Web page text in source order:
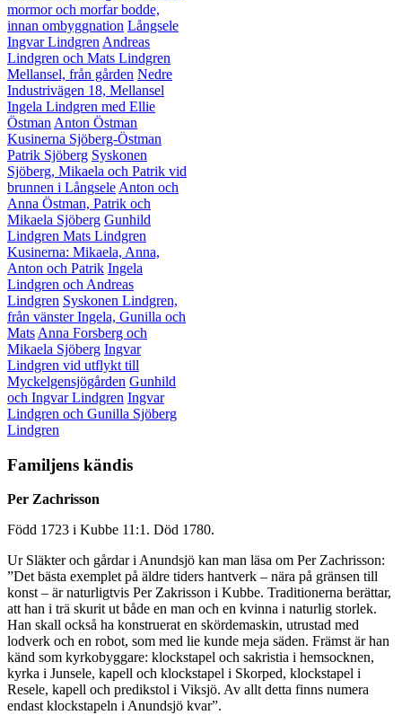
mormor och morfar bodde,
innan ombyggnation Långsele
Ingvar Lindgren Andreas
Lindgren och Mats Lindgren
Mellansel, från gården Nedre
Industrivägen 18, Mellansel
Ingela Lindgren med Ellie
Östman Anton Östman
Kusinerna Sjöberg-Östman
Patrik Sjöberg Syskonen
Sjöberg, Mikaela och Patrik vid
brunnen i Långsele Anton och
Anna Östman, Patrik och
Mikaela Sjöberg Gunhild
Lindgren Mats Lindgren
Kusinerna: Mikaela, Anna,
Anton och Patrik Ingela
Lindgren och Andreas
Lindgren Syskonen Lindgren,
från vänster Ingela, Gunilla och
Mats Anna Forsberg och
Mikaela Sjöberg Ingvar
Lindgren vid utflykt till
Myckelgensjögården Gunhild
och Ingvar Lindgren Ingvar
Lindgren och Gunilla Sjöberg
Lindgren
Familjens kändis
Per Zachrisson
Född 1723 i Kubbe 11:1. Död 1780.
Ur Släkter och gårdar i Anundsjö kan man läsa om Per Zachrisson:
”Det bästa exemplet på äldre tiders hantverk – nära på gränsen till
konst – är naturligtvis Per Zakrisson i Kubbe. Traditionerna berättar,
att han i trä skurit ut både en man och en kvinna i naturlig storlek.
Han skall också ha konstruerat en skördemaskin, utrustad med
lodverk och en robot, som med lie kunde meja säden. Främst är han
känd som kyrkobyggare: klockstapel och sakristia i hemsocknen,
kyrka i Junsele, kapell och klockstapel i Skorped, klockstapel i
Resele, kapell och predikstol i Viksjö. Av allt detta finns numera
endast klockstapeln i Anundsjö kvar”.